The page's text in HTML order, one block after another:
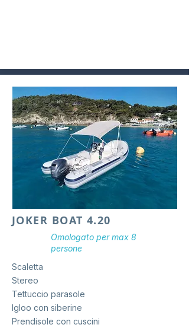
JOKER BOAT 4.20
Omologato permax 8
persone
Scaletta
Stereo
Tettuccio parasole
Igloo con siberine
Prendisole con cuscini